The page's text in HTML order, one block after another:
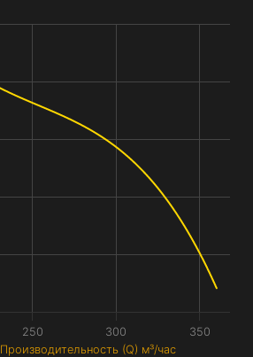
Производительность (Q) м³/час
250 300 350